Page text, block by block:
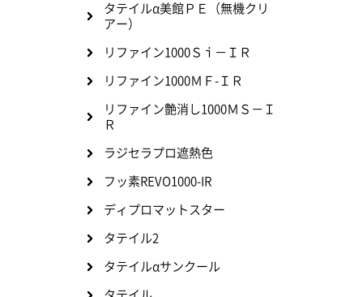
タテイルα美館ＰＥ（無機クリ
アー）
リファイン1000Ｓｉ－ＩＲ
リファイン1000ＭＦ-ＩＲ
リファイン艶消し1000ＭＳ－Ｉ
Ｒ
ラジセラプロ遮熱色
フッ素REVO1000-IR
ディプロマットスター
タテイル2
タテイルαサンクール